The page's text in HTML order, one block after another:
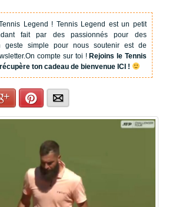
Legend ! Tennis Legend est un petit
fait par des passionnés pour des
geste simple pour nous soutenir est de
On compte sur toi !Rejoins le Tennis
ton cadeau de bienvenue ICI !
Google+Pinterest